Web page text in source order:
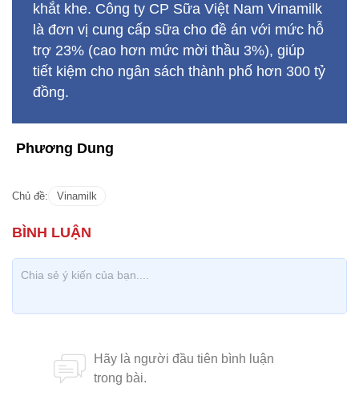
khắt khe. Công ty CP Sữa Việt Nam Vinamilk
là đơn vị cung cấp sữa cho đề án với mức hỗ
trợ 23% (cao hơn mức mời thầu 3%), giúp
tiết kiệm cho ngân sách thành phố hơn 300 tỷ
đồng.
Phương Dung
Chủ đề: Vinamilk